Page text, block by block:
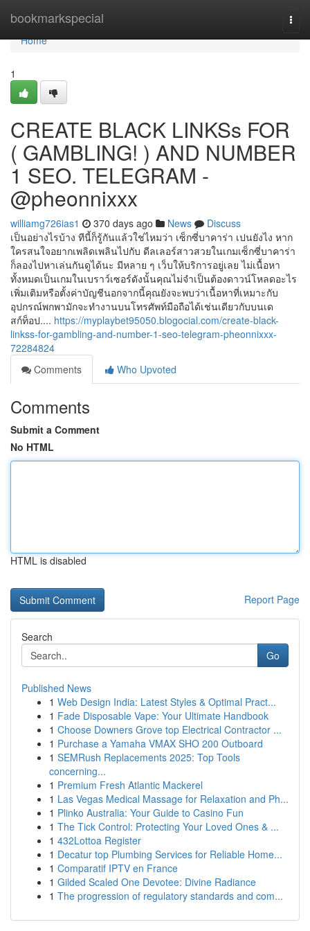
bookmarkspecial
Home
Home
1
CREATE BLACK LINKSs FOR
( GAMBLING! ) AND NUMBER
1 SEO. TELEGRAM -
@pheonnixxx
williamg726ias1 370 days ago News
Discuss
เป็นอย่างไรบ้าง ทีนี้ก็รู้กันแล้วใช่ไหมว่า เซ็กซี่บาคาร่า เปนยังไง หาก
ใครสนใจอยากเพลิดเพลินไปกับ ดีลเลอร์สาวสวยในเกมเซ็กซี่บาคาร่า
ก็ลองไปหาเล่นกันดูได้นะ มีหลาย ๆ เว็บให้บริการอยู่เลย ไม่เนื้อหา
ทั้งหมดเป็นเกมในเบราว์เซอร์ดังนั้นคุณไม่จำเป็นต้องดาวน์โหลดอะไร
เพิ่มเติมหรือตั้งค่าบัญชีนอกจากนี้คุณยังจะพบว่าเนื้อหาที่เหมาะกับ
อุปกรณ์พกพามักจะทำงานบนโทรศัพท์มือถือได้เช่นเดียวกับบนเด
สก์ท็อป.... https://myplaybet95050.blogocial.com/create-black-
linkss-for-gambling-and-number-1-seo-telegram-pheonnixxx-
72284824
Comments
Who Upvoted
Comments
Submit a Comment
No HTML
HTML is disabled
Report Page
Search
Go
Published News
1 Web Design India: Latest Styles & Optimal Pract...
1 Fade Disposable Vape: Your Ultimate Handbook
1 Choose Downers Grove top Electrical Contractor ...
1 Purchase a Yamaha VMAX SHO 200 Outboard
1 SEMRush Replacements 2025: Top Tools
concerning...
1 Premium Fresh Atlantic Mackerel
1 Las Vegas Medical Massage for Relaxation and Ph...
1 Plinko Australia: Your Guide to Casino Fun
1 The Tick Control: Protecting Your Loved Ones & ...
1 432Lottoa Register
1 Decatur top Plumbing Services for Reliable Home...
1 Comparatif IPTV en France
1 Gilded Scaled One Devotee: Divine Radiance
1 The progression of regulatory standards and com...